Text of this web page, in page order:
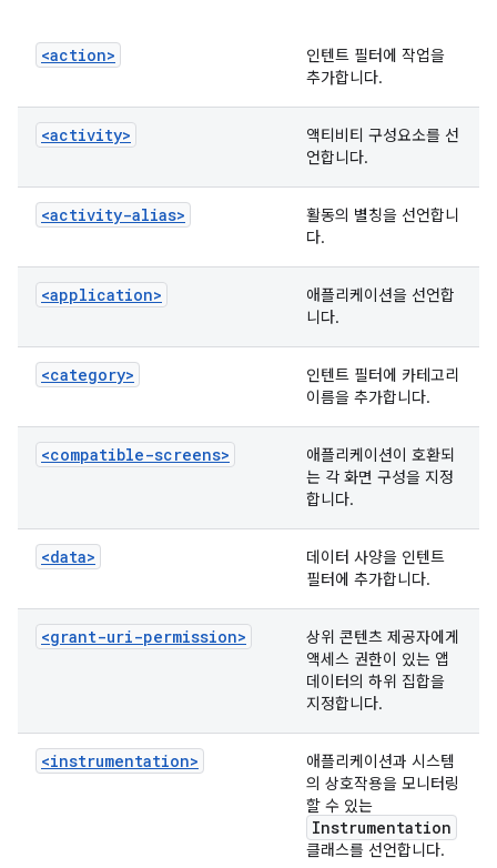
<action>
인텐트 필터에 작업을
추가합니다.
<activity>
액티비티 구성요소를 선
언합니다.
<activity-alias>
활동의 별칭을 선언합니
다.
<application>
애플리케이션을 선언합
니다.
<category>
인텐트 필터에 카테고리
이름을 추가합니다.
<compatible-screens>
애플리케이션이 호환되
는 각 화면 구성을 지정
합니다.
<data>
데이터 사양을 인텐트
필터에 추가합니다.
<grant-uri-permission>
상위 콘텐츠 제공자에게
액세스 권한이 있는 앱
데이터의 하위 집합을
지정합니다.
<instrumentation>
애플리케이션과 시스템
의 상호작용을 모니터링
할 수 있는
Instrumentation
클래스를 선언합니다.